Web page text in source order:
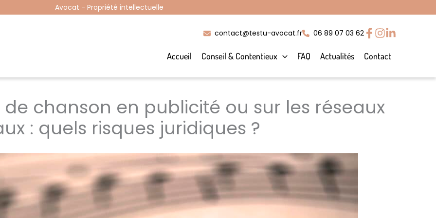
Avocat - Propriété intellectuelle
Accueil Conseil & Contentieux FAQ Actualités Contact
contact@testu-avocat.fr 06 89 07 03 62
de chanson en publicité ou sur les réseaux
: quels risques juridiques ?